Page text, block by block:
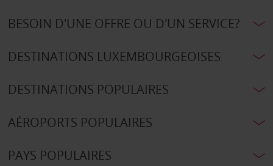
BESOIN D'UNE OFFRE OU D'UN SERVICE?
DESTINATIONS LUXEMBOURGEOISES
DESTINATIONS POPULAIRES
AÉROPORTS POPULAIRES
PAYS POPULAIRES